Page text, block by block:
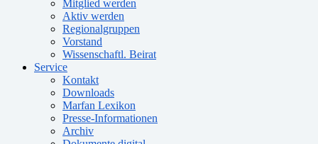
Mitglied werden
Aktiv werden
Regionalgruppen
Vorstand
Wissenschaftl. Beirat
Service
Kontakt
Downloads
Marfan Lexikon
Presse-Informationen
Archiv